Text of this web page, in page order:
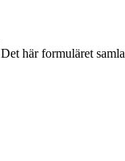
här formuläret